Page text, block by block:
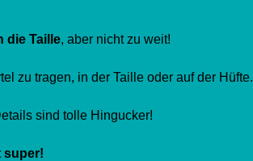
die Taille, aber nicht zu weit!
zu tragen, in der Taille oder auf der Hüfte.
sind tolle Hingucker!
super!